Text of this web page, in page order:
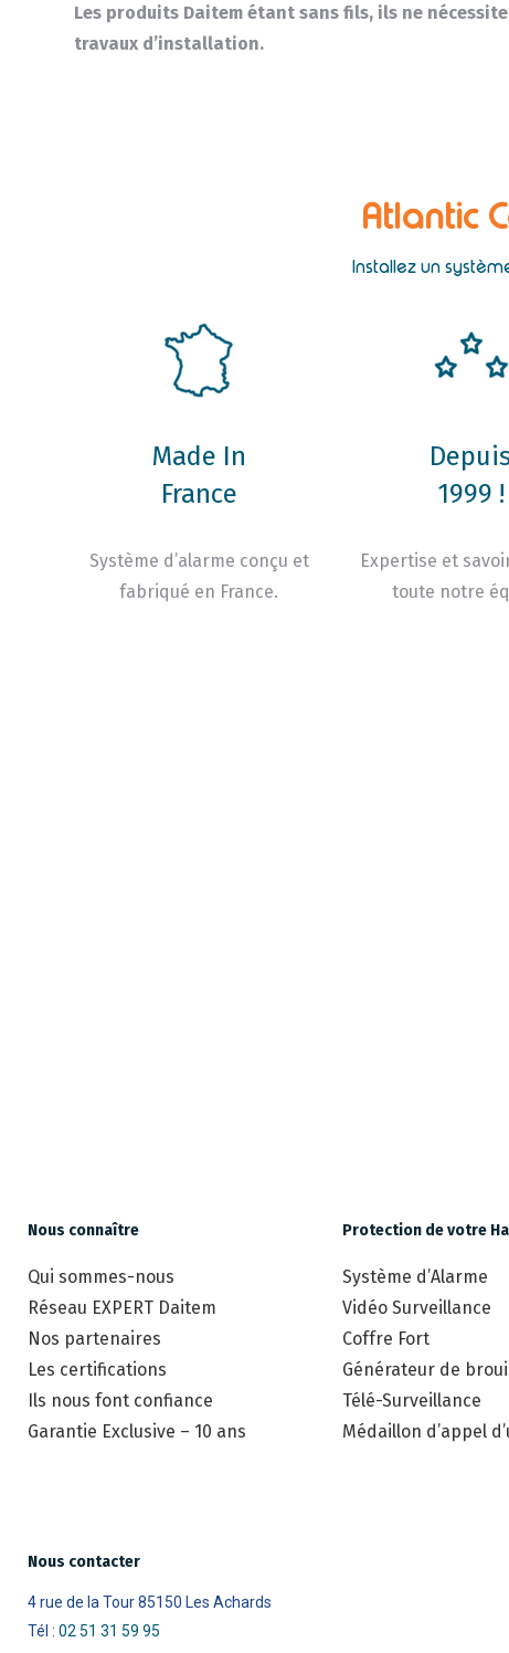
Les produits Daitem étant sans fils, ils ne
travaux d’installation.
Atlantic
Installez un
Made In
France
Système d’alarme conçu et
fabriqué en France.
1999 !
Expertise et
toute notre
Nous connaître
Qui sommes-nous
Réseau EXPERT Daitem
Nos partenaires
Les certifications
Ils nous font confiance
Garantie Exclusive – 10 ans
Protection de votre
Système d’Alarme
Vidéo Surveillance
Coffre Fort
Générateur de
Télé-Surveillance
Médaillon d’appel
Nous contacter
4 rue de la Tour 85150 Les Achards
Tél : 02 51 31 59 95